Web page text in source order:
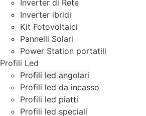
Inverter di Rete
Inverter ibridi
Kit Fotovoltaici
Pannelli Solari
Power Station portatili
Profili Led
Profili led angolari
Profili led da incasso
Profili led piatti
Profili led speciali